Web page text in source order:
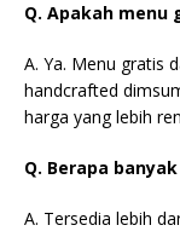
Q. Apakah menu
A. Ya. Menu gratis
handcrafted
harga yang lebih
Q. Berapa
A. Tersedia lebih